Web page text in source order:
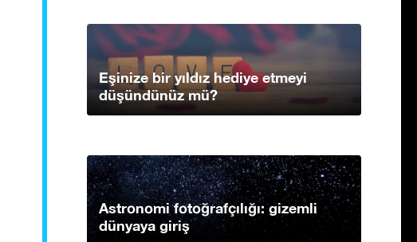
Eşinize bir yıldız hediye etmeyi
düşündünüz mü?
Astronomi fotoğrafçılığı: gizemli
dünyaya giriş